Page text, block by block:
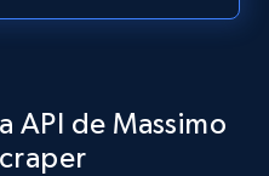
API de Massimo